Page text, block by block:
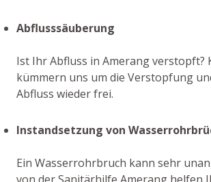
Abflusssäuberung
Ist Ihr Abfluss in Amerang verstopft?
kümmern uns um die Verstopfung
Abfluss wieder frei.
Instandsetzung von
Ein Wasserrohrbruch kann sehr
von der Sanitärhilfe Amerang helfen